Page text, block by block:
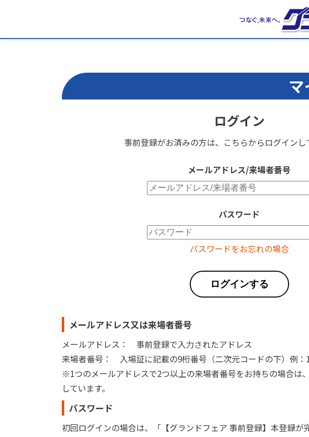
ログイン
事前登録がお済みの方は、 こちらからログインし
メールアドレス/来場者番号
パスワード
パスワードをお忘れの場合
ログインする
メールアドレス又は来場者番号
メールアドレス： 事前登録で入力されたアドレス
来場者番号： 入場証に記載の9桁番号（二次元コードの下）例：
※1つのメールアドレスで2つ以上の来場者番号をお持ちの場合は
しています。
パスワード
初回ログインの場合は、「【グランドフェア 事前登録】本登録が